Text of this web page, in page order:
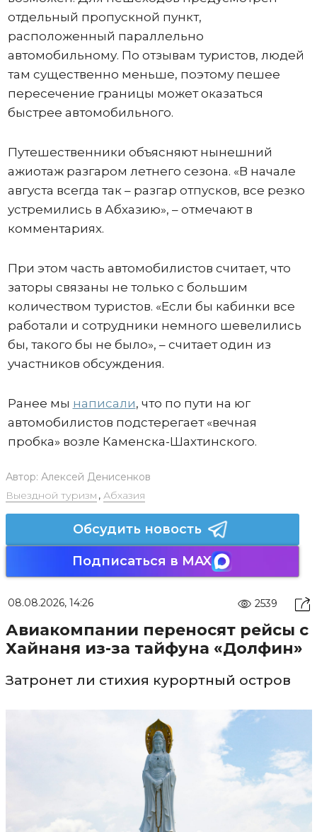
отдельный пропускной пункт,
расположенный параллельно
автомобильному. По отзывам туристов, людей
там существенно меньше, поэтому пешее
пересечение границы может оказаться
быстрее автомобильного.
Путешественники объясняют нынешний
ажиотаж разгаром летнего сезона. «В начале
августа всегда так – разгар отпусков, все резко
устремились в Абхазию», – отмечают в
комментариях.
При этом часть автомобилистов считает, что
заторы связаны не только с большим
количеством туристов. «Если бы кабинки все
работали и сотрудники немного шевелились
бы, такого бы не было», – считает один из
участников обсуждения.
Ранее мы написали, что по пути на юг
автомобилистов подстерегает «вечная
пробка» возле Каменска-Шахтинского.
Автор: Алексей Денисенков
Выездной туризм , Абхазия
Обсудить новость
Подписаться в MAX
08.08.2026, 14:26 2539
Авиакомпании переносят рейсы с
Хайнаня из-за тайфуна «Долфин»
Затронет ли стихия курортный остров